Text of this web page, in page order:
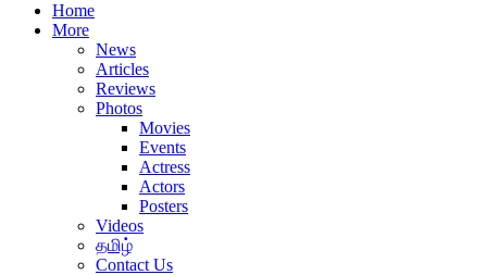
Home
More
News
Articles
Reviews
Photos
Movies
Events
Actress
Actors
Posters
Videos
தமிழ்
Contact Us